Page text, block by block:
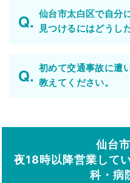
仙台市太白区で自分
見つけるにはどうし
初めて交通事故に遭
教えてください。
仙台
夜18時以降営業して
科・病